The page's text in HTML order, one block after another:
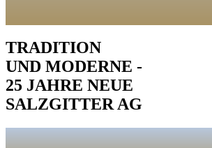
TRADITION
UND MODERNE -
25 JAHRE NEUE
SALZGITTER AG